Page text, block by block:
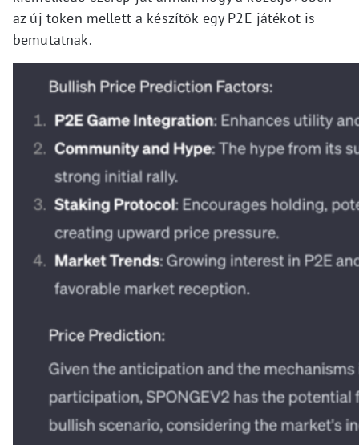
az új token mellett a készítők egy P2E játékot is
bemutatnak.